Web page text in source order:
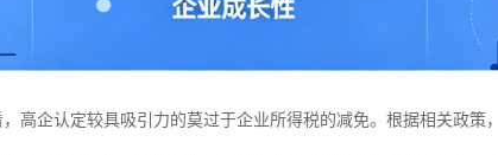
高企认定较具吸引力的莫过于企业所得税的减免。根据相关政策